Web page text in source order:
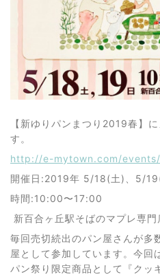
【新ゆりパンまつり2019春】
す。
http://e-mytown.com/
開催日:2019年 5/18(土)、5/
時間:10:00〜17:00
新百合ヶ丘駅そばのマプレ専門
毎回売切続出のパン屋さんが多
屋として参加しています。今回
パン祭り限定商品として『クッ